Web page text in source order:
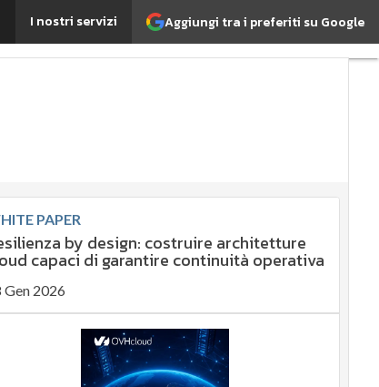
Aggiungi tra i preferiti su Google
I nostri servizi
più intelligentiUltimi
articoli
Management
Sostenibilità:
Ambiente
sostenibile
PAPER
by design: costruire architetture
capaci di garantire continuità operativa
Gen 2026